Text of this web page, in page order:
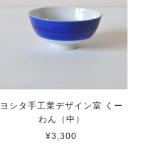
ヨシタ手工業デザイン室 くー
わん（中）
¥3,300